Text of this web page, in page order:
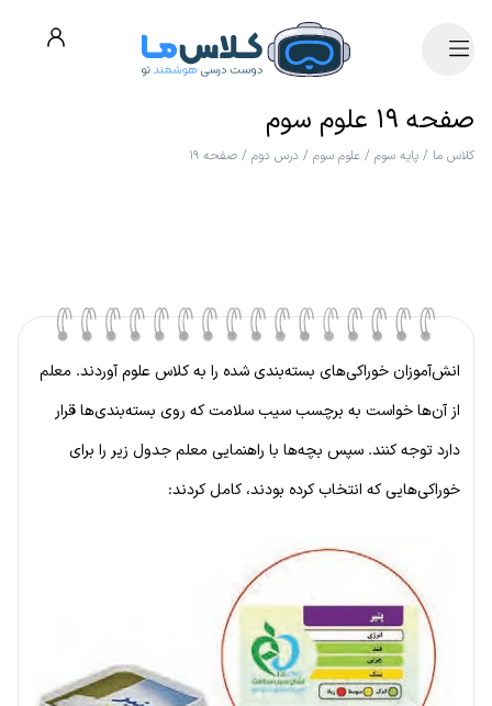
صفحه ۱۹ علوم سوم
کلاس ما / پایه سوم / علوم سوم / درس دوم / صفحه ۱۹
انش‌آموزان خوراکی‌های بسته‌بندی شده را به کلاس علوم آوردند. معلم
از آن‌ها خواست به برچسب سیب سلامت که روی بسته‌بندی‌ها قرار
دارد توجه کنند. سپس بچه‌ها با راهنمایی معلم جدول زیر را برای
خوراکی‌هایی که انتخاب کرده بودند، کامل کردند: